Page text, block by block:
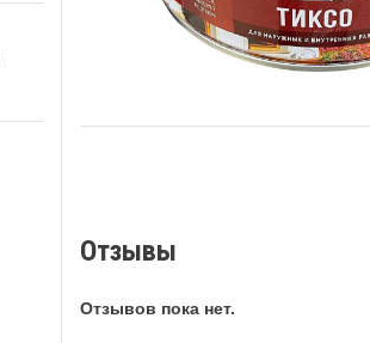
Отзывы
Отзывов пока нет.